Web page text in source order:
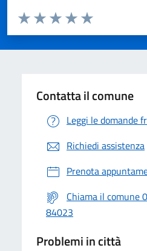
Valuta da 1 a 5 stelle la pagina
Valuta 5 stelle
Valuta 4 stelle su 5
Valuta 3 stelle su 5
Valuta 2 stelle su 5
Valuta 1 stelle su 5
Contatta il comune
Leggi le domande
Richiedi assistenza
Prenota
Chiama il comune
84023
Problemi in città